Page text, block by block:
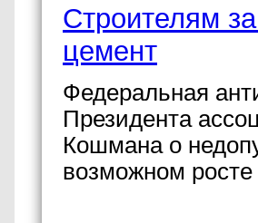
Строителям
цемент
Федеральная
Президента
Кошмана о
возможном